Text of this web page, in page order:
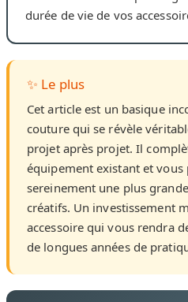
durée de vie de vos
✨ Le plus
Cet article est un basique
couture qui se révèle
projet après projet. Il
équipement existant et
sereinement une plus
créatifs. Un investissement
accessoire qui vous rendra
de longues années de